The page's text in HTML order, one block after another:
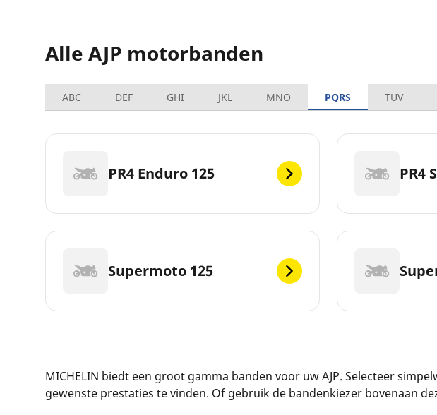
Alle AJP motorbanden
ABC DEF GHI JKL MNO PQRS TUV
PR4 Enduro 125 PR4
Supermoto 125
MICHELIN biedt een groot gamma banden voor uw AJP. Selecteer
gewenste prestaties te vinden. Of gebruik de bandenkiezer bovenaan